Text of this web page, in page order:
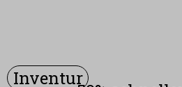
Unsere Leistungen
Inventur